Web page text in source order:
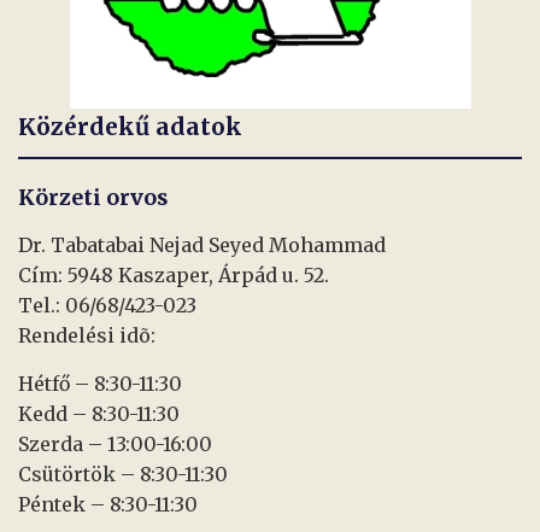
Közérdekű adatok
Körzeti orvos
Dr. Tabatabai Nejad Seyed Mohammad
Cím: 5948 Kaszaper, Árpád u. 52.
Tel.: 06/68/423-023
Rendelési idõ:
Hétfő – 8:30-11:30
Kedd – 8:30-11:30
Szerda – 13:00-16:00
Csütörtök – 8:30-11:30
Péntek – 8:30-11:30